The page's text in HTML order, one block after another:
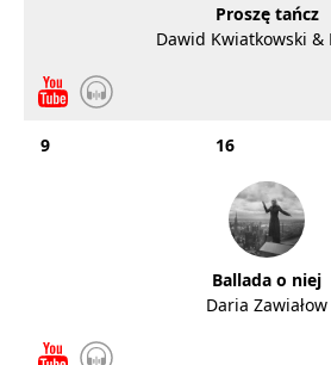
Proszę tańcz
Dawid Kwiatkowski &
9 16
Ballada o niej
Daria Zawiałow